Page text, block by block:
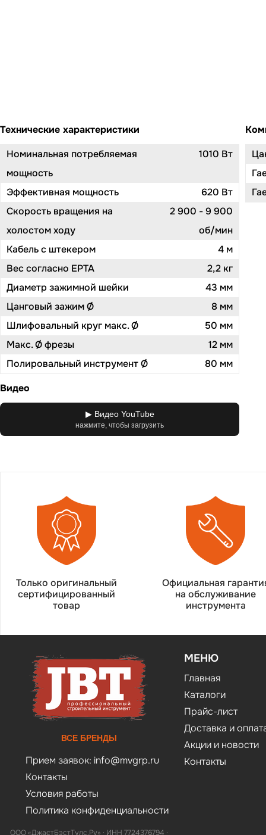
Технические характеристики
Номинальная потребляемая
мощность
1010 Вт
Эффективная мощность
620 Вт
Скорость вращения на
холостом ходу
2 900 - 9 900
об/мин
Кабель с штекером
4 м
Вес согласно EPTA
2,2 кг
Диаметр зажимной шейки
43 мм
Цанговый зажим Ø
8 мм
Шлифовальный круг макс. Ø
50 мм
Макс. Ø фрезы
12 мм
Полировальный инструмент Ø
80 мм
Видео
▶ Видео YouTube
нажмите, чтобы загрузить
Только оригинальный
сертифицированный
товар
Официальная
на обслуживание
инструмента
ВСЕ БРЕНДЫ
Прием заявок: info@mvgrp.ru
Контакты
Условия работы
Политика конфиденциальности
ООО «ДжастБэстТулс.Ру» · ИНН 7724376794 ·
МЕНЮ
Главная
Каталоги
Прайс-лист
Доставка и
Акции и новости
Контакты